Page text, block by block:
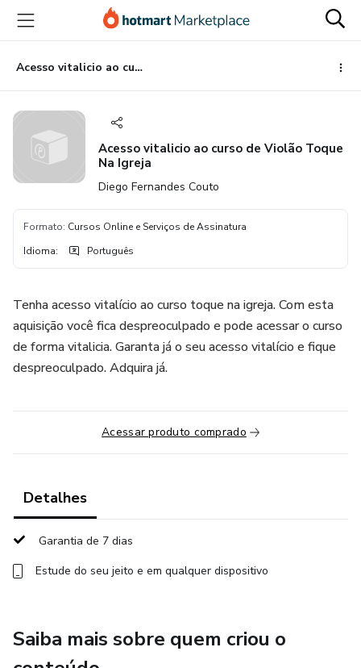
para
conteúdo
principal
para
pagamento
para
rodapé
Acesso vitalicio ao curso de Violão Toque Na Igreja
Acesso vitalicio ao curso de Violão Toque
Na Igreja
Diego Fernandes Couto
Formato: Cursos Online e Serviços de Assinatura
Idioma: Português
Tenha acesso vitalício ao curso toque na igreja. Com esta
aquisição você fica despreoculpado e pode acessar o curso
de forma vitalicia. Garanta já o seu acesso vitalício e fique
despreoculpado. Adquira já.
Acessar produto comprado
Detalhes
Garantia de 7 dias
Estude do seu jeito e em qualquer dispositivo
Saiba mais sobre quem criou o